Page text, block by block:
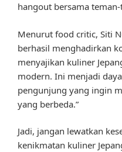
hangout bersama
Menurut food critic, Siti
berhasil menghadirkan
menyajikan kuliner
modern. Ini menjadi
pengunjung yang ingin
yang berbeda.”
Jadi, jangan lewatkan
kenikmatan kuliner